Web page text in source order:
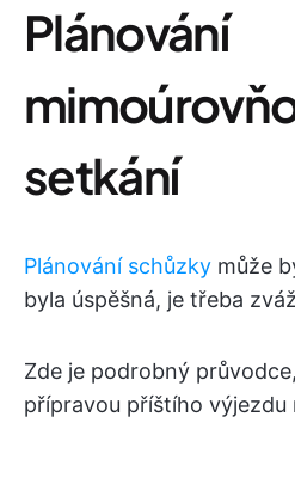
Plánování
setkání
Plánování schůzky může
byla úspěšná, je třeba
Zde je podrobný
přípravou příštího výjezdu